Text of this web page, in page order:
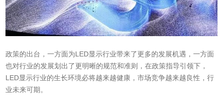
政策的出台，一方面为LED显示行业带来了更多的发展机遇，一方面
也对行业的发展划出了更明晰的规范和准则，在政策指导引领下，
LED显示行业的生长环境必将越来越健康，市场竞争越来越良性，行
业未来可期。